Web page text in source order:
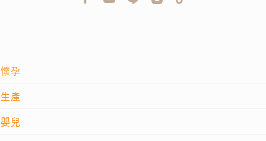
懷孕
生產
嬰兒